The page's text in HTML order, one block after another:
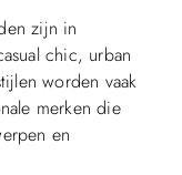
zijn in
chic, urban
worden vaak
merken die
en